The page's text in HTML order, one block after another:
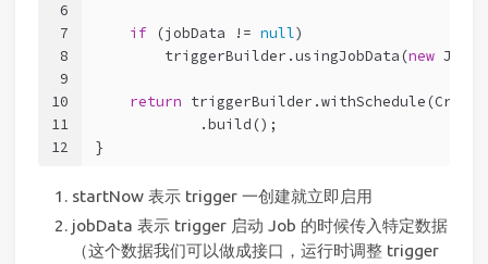
6
7
8
9
10
11
12
if (jobData != null)
        triggerBuilder.usingJobData(
new
return
            .build();
}
startNow 表示 trigger 一创建就立即启用
jobData 表示 trigger 启动 Job 的时候传入特定数据
（这个数据我们可以做成接口，运行时调整 trigger